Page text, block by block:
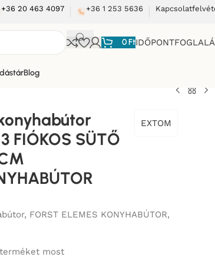
+36 20 463 4097 +36 1 253 5636
0Ft
Blog
FIÓKOS SÜTŐ
EXTOM
, FORST ELEMES KONYHABÚTOR,
most